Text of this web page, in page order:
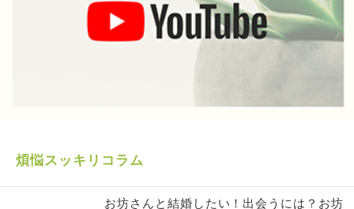
煩悩スッキリコラム
お坊さんと結婚したい！出会うには？お坊